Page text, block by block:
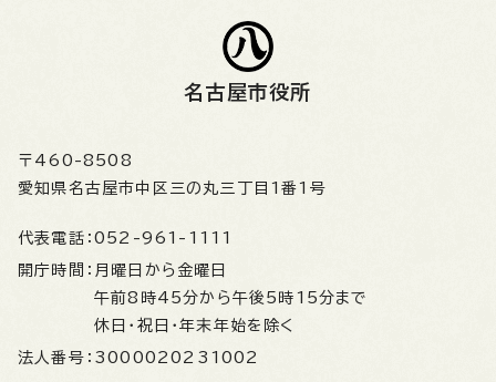
名古屋市役所
〒460-8508
愛知県名古屋市中区三の丸三丁目1番1号
代表電話： 052-961-1111
開庁時間： 月曜日から金曜日
午前8時45分から午後5時15分まで
休日・祝日・年末年始を除く
法人番号： 3000020231002